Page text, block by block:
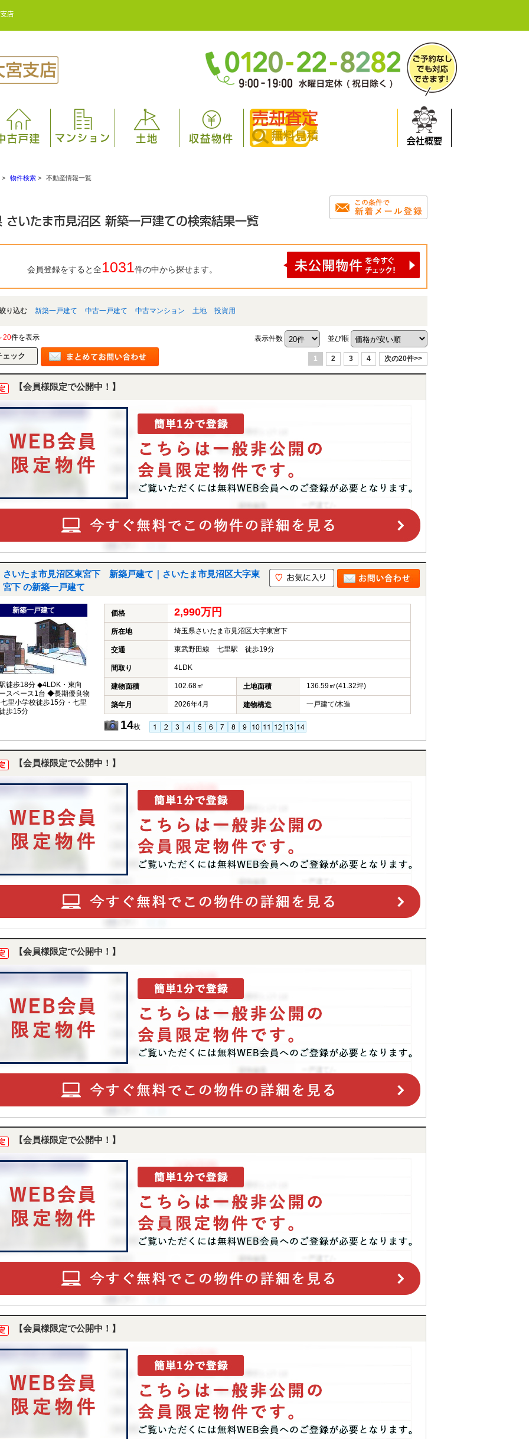
店
古戸建 マンション 土地 収益物件
売却査定
無料見積 会社概要
> 物件検索 > 不動産情報一覧
さいたま市見沼区 新築一戸建ての検索結果一覧
会員登録をすると全1031件の中から探せます。
り込む 新築一戸建て 中古一戸建て 中古マンション 土地 投資用
20件を表示 表示件数 並び順
1 2 3 4 次の20件>>
【会員様限定で公開中！】
さいたま市見沼区東宮下 新築戸建て｜さいたま市見沼区大字東
宮下 の新築一戸建て
新築一戸建て
徒歩18分 ◆4LDK・東向
スペース1台 ◆長期優良物
里小学校徒歩15分・七里
歩15分
価格 2,990万円
所在地 埼玉県さいたま市見沼区大字東宮下
交通 東武野田線 七里駅 徒歩19分
間取り 4LDK
建物面積 102.68㎡ 土地面積 136.59㎡(41.32坪)
築年月 2026年4月 建物構造 一戸建て/木造
14枚
【会員様限定で公開中！】
【会員様限定で公開中！】
【会員様限定で公開中！】
【会員様限定で公開中！】